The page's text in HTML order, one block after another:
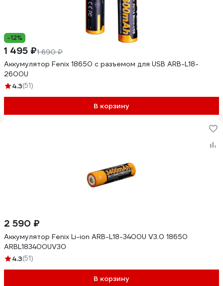
-12%
1 495 ₽1 690 ₽
Аккумулятор Fenix 18650 с разъемом для USB ARB-L18-
2600U
4.3(51)
В корзину
2 590 ₽
Аккумулятор Fenix Li-ion ARB-L18-3400U V3.0 18650
ARBL183400UV30
4.3(51)
В корзину